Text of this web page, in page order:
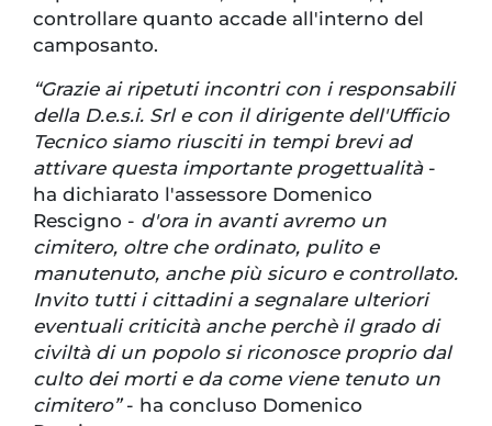
controllare quanto accade all'interno del
camposanto.
“Grazie ai ripetuti incontri con i responsabili
della D.e.s.i. Srl e con il dirigente dell'Ufficio
Tecnico siamo riusciti in tempi brevi ad
attivare questa importante progettualità -
ha dichiarato l'assessore Domenico
Rescigno - d'ora in avanti avremo un
cimitero, oltre che ordinato, pulito e
manutenuto, anche più sicuro e controllato.
Invito tutti i cittadini a segnalare ulteriori
eventuali criticità anche perchè il grado di
civiltà di un popolo si riconosce proprio dal
culto dei morti e da come viene tenuto un
cimitero”- ha concluso Domenico